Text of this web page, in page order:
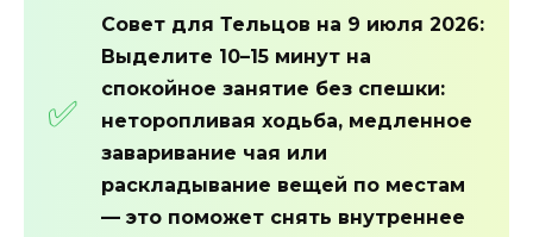
Совет для Тельцов на 9 июля 2026:
Выделите 10–15 минут на
спокойное занятие без спешки:
неторопливая ходьба, медленное
заваривание чая или
раскладывание вещей по местам
— это поможет снять внутреннее